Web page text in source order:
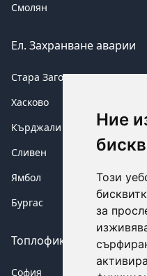
Ние
Този
за
Смолян
Ел. Захранване аварии
Стара Загора
Хасково
Кърджали
Сливен
Ямбол
Бургас
Топлофикация аварии
София